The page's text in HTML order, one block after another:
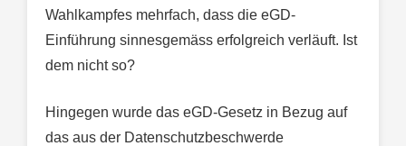
Wahlkampfes mehrfach, dass die eGD-
Einführung sinnesgemäss erfolgreich verläuft. Ist
dem nicht so?
Hingegen wurde das eGD-Gesetz in Bezug auf
das aus der Datenschutzbeschwerde